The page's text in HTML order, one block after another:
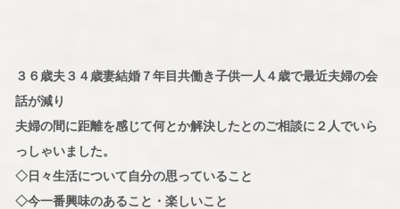
３６歳夫３４歳妻結婚７年目共働き子供一人４歳で最近夫婦の会
話が減り
夫婦の間に距離を感じて何とか解決したとのご相談に２人でいら
っしゃいました。
◇日々生活について自分の思っていること
◇今一番興味のあること・楽しいこと